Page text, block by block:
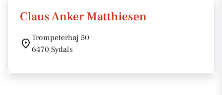
Claus Anker Matthiesen
Trompeterhøj 50
6470 Sydals